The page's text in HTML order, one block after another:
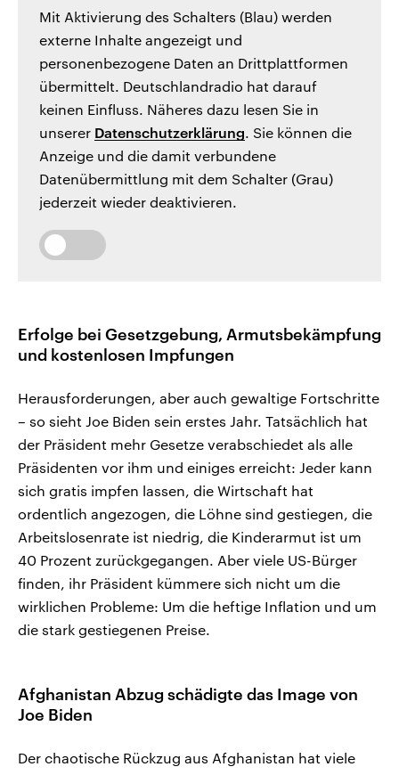
Mit Aktivierung des Schalters (Blau) werden
externe Inhalte angezeigt und
personenbezogene Daten an Drittplattformen
übermittelt. Deutschlandradio hat darauf
keinen Einfluss. Näheres dazu lesen Sie in
unserer Datenschutzerklärung. Sie können die
Anzeige und die damit verbundene
Datenübermittlung mit dem Schalter (Grau)
jederzeit wieder deaktivieren.
Erfolge bei Gesetzgebung, Armutsbekämpfung
und kostenlosen Impfungen
Herausforderungen, aber auch gewaltige Fortschritte
– so sieht Joe Biden sein erstes Jahr. Tatsächlich hat
der Präsident mehr Gesetze verabschiedet als alle
Präsidenten vor ihm und einiges erreicht: Jeder kann
sich gratis impfen lassen, die Wirtschaft hat
ordentlich angezogen, die Löhne sind gestiegen, die
Arbeitslosenrate ist niedrig, die Kinderarmut ist um
40 Prozent zurückgegangen. Aber viele US-Bürger
finden, ihr Präsident kümmere sich nicht um die
wirklichen Probleme: Um die heftige Inflation und um
die stark gestiegenen Preise.
Afghanistan Abzug schädigte das Image von
Joe Biden
Der chaotische Rückzug aus Afghanistan hat viele